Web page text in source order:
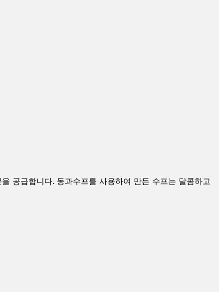
공급합니다. 동과수프를 사용하여 만든 수프는 달콤하고